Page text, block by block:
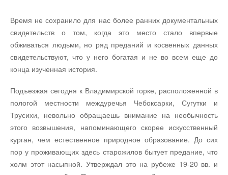
Время не сохранило для нас более ранних документальных
свидетельств о том, когда это место стало впервые
обживаться людьми, но ряд преданий и косвенных данных
свидетельствуют, что у него богатая и не во всем еще до
конца изученная исто­рия.
Подъезжая сегодня к Владимирской горке, расположенной в
пологой местности междуречья Чебоксарки, Сугутки и
Трусихи, невольно обращаешь внимание на необычность
этого возвышения, напоми­нающего скорее искусственный
курган, чем естествен­ное природное образование. До сих
пор у проживаю­щих здесь старожилов бытует предание, что
холм этот насыпной. Утверждал это на рубеже 19-20 вв. и